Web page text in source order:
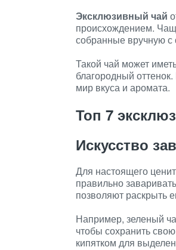
Эксклюзивный чай
происхождением.
собранные вручную
Такой чай может
благородный
мир вкуса и аромата.
Топ 7
Искусство
Для настоящего
правильно
позволяют раскрыть
Например, зеленый
чтобы сохранить
кипятком для